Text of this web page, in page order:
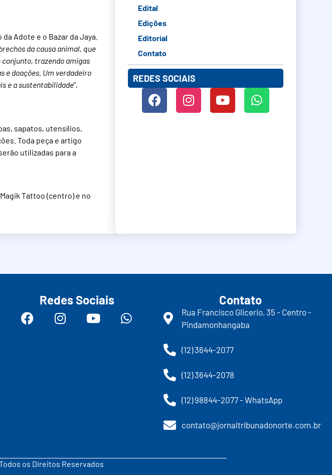
Adote e o Bazar da Jaya.
da causa animal, que
conjunto, trazendo amigas
e doações. Um verdadeiro
e a sustentabilidade”,
sapatos, utensílios,
Toda peça e artigo
utilizadas para a
Tattoo (centro) e no
Edital
Edições
Editorial
Contato
REDES SOCIAIS
Redes Sociais Contato
Rua Francisco Glicerio, 35 - Centro -
Pindamonhangaba
(12) 3644-2077
(12) 3644-2078
(12) 98844-2077 - WhatsApp
contato@jornaltribunadonorte.com.br
os Direitos Reservados